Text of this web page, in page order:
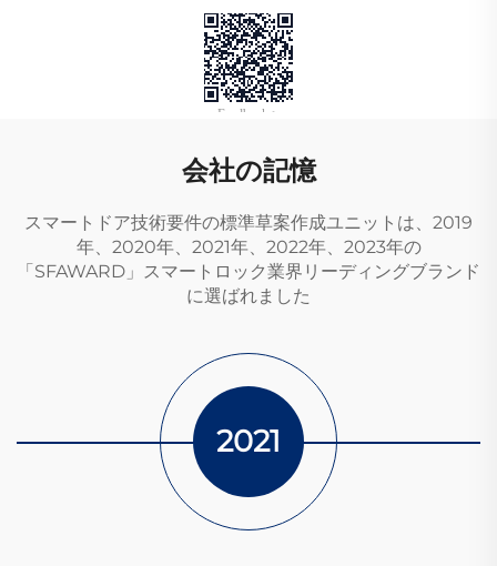
会社の記憶
スマートドア技術要件の標準草案作成ユニットは、2019
年、2020年、2021年、2022年、2023年の
「SFAWARD」スマートロック業界リーディングブランド
に選ばれました
2021